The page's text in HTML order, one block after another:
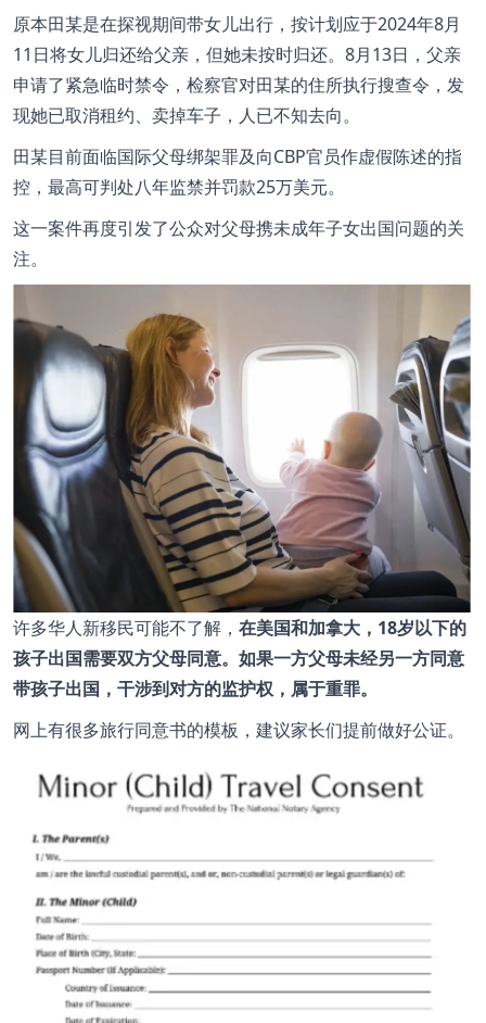
原本田某是在探视期间带女儿出行，按计划应于2024年8月
11日将女儿归还给父亲，但她未按时归还。8月13日，父亲
申请了紧急临时禁令，检察官对田某的住所执行搜查令，发
现她已取消租约、卖掉车子，人已不知去向。
田某目前面临国际父母绑架罪及向CBP官员作虚假陈述的指
控，最高可判处八年监禁并罚款25万美元。
这一案件再度引发了公众对父母携未成年子女出国问题的关
注。
许多华人新移民可能不了解， 在美国和加拿大，18岁以下的
孩子出国需要双方父母同意。如果一方父母未经另一方同意
带孩子出国，干涉到对方的监护权，属于重罪。
网上有很多旅行同意书的模板，建议家长们提前做好公证。